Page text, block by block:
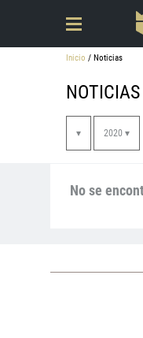
Inicio / Noticias
NOTICIAS
▾ 2020 ▾
No se